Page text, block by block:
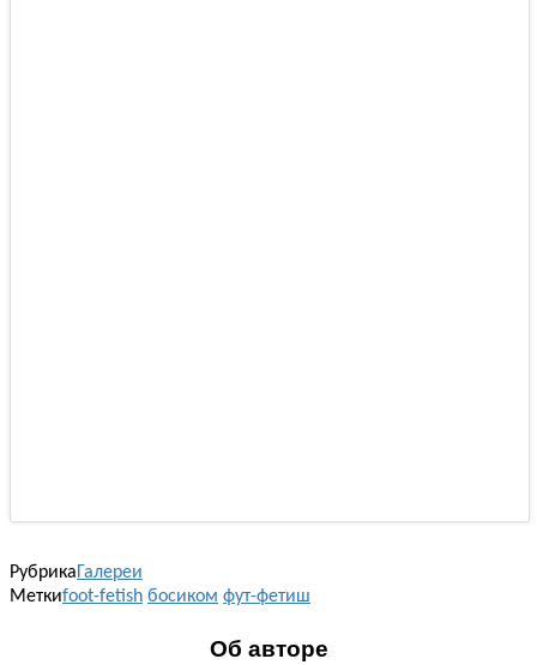
РубрикаГалереи
Меткиfoot-fetish босиком фут-фетиш
Об авторе